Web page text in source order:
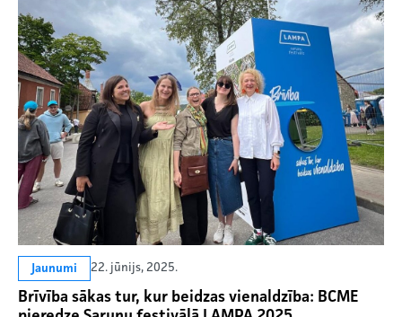
Jaunumi 22. jūnijs, 2025.
Brīvība sākas tur, kur beidzas vienaldzība: BCME